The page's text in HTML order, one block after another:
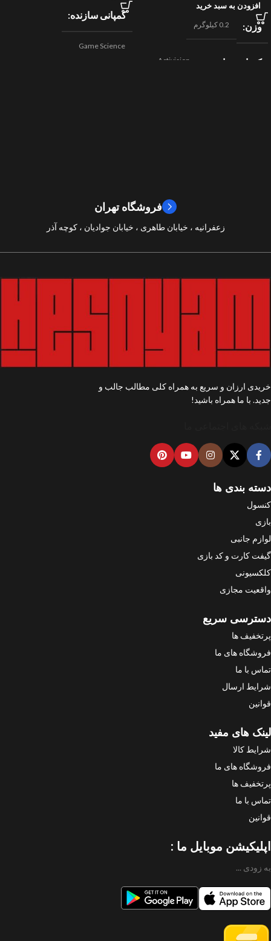
افزودن به سبد خرید
وزن 0.2 کیلوگرم
کمپانی سازنده
Activision
کمپانی سازنده
Game Science
فروشگاه تهران
زعفرانیه ، خیابان طاهری ، خیابان جوادیان ، کوچه آذر
خریدی ارزان و سریع به همراه کلی مطالب جالب و
جدید. با ما همراه باشید!
دسته بندی ها
کنسول
بازی
لوازم جانبی
گیفت کارت و کد بازی
کلکسیونی
واقعیت مجازی
دسترسی سریع
پرتخفیف ها
فروشگاه های ما
تماس با ما
شرایط ارسال
قوانین
لینک های مفید
شرایط کالا
فروشگاه های ما
پرتخفیف ها
تماس با ما
قوانین
اپلیکیشن موبایل ما :
به زودی ...